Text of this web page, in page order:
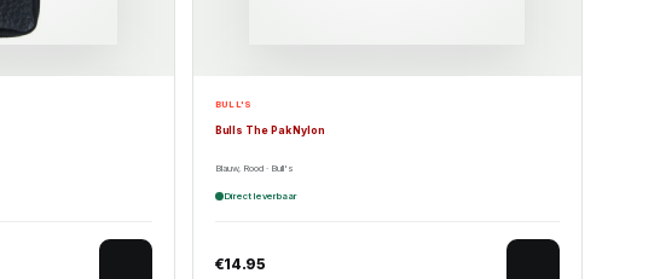
BULL'S
Bulls The Pak Nylon
Blauw, Rood · Bull's
Direct leverbaar
€14.95